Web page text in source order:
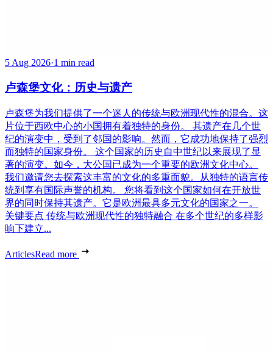
5 Aug 2026·1 min read
卢森堡文化：历史与遗产
卢森堡为我们提供了一个迷人的传统与欧洲现代性的混合。这
片位于西欧中心的小国拥有着独特的身份。 其遗产在几个世
纪的演变中，受到了邻国的影响。然而，它成功地保持了强烈
而独特的国家身份。 这个国家的历史自中世纪以来展现了显
著的演变。如今，大公国已成为一个重要的欧洲文化中心。
我们邀请您去探索这丰富的文化的多重面貌。从独特的语言传
统到享有国际声誉的机构。 您将看到这个国家如何在开放世
界的同时保持其遗产。它是欧洲最具多元文化的国家之一。
关键要点 传统与欧洲现代性的独特融合 在多个世纪的多样影
响下建立...
ArticlesRead more